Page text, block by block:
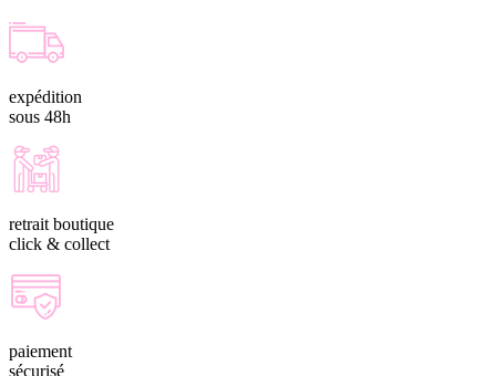
expédition
sous 48h
retrait boutique
click & collect
paiement
sécurisé